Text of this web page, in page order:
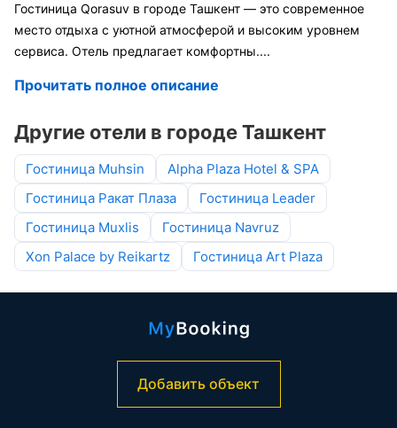
Гостиница Qorasuv в городе Ташкент — это современное
место отдыха с уютной атмосферой и высоким уровнем
сервиса. Отель предлагает комфортны....
Прочитать полное описание
Другие отели в городе Ташкент
Гостиница Muhsin
Alpha Plaza Hotel & SPA
Гостиница Ракат Плаза
Гостиница Leader
Гостиница Muxlis
Гостиница Navruz
Xon Palace by Reikartz
Гостиница Art Plaza
Добавить объект